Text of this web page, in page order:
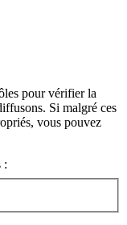
pour vérifier la
Si malgré ces
vous pouvez
: